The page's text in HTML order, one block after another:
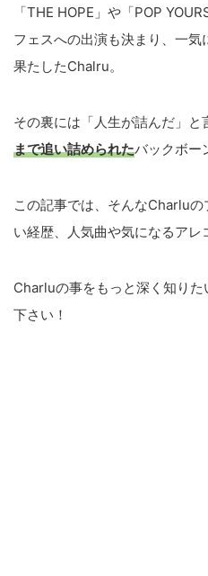
「THE HOPE」や「POP
フェスへの出演も決まり、一
果たしたChalru。
その裏には「人生が詰んだ」と
まで追い詰められたバックボー
この記事では、そんなCharlu
い経歴、人気曲や気になるアレ
Charluの事をもっと深く知り
下さい！